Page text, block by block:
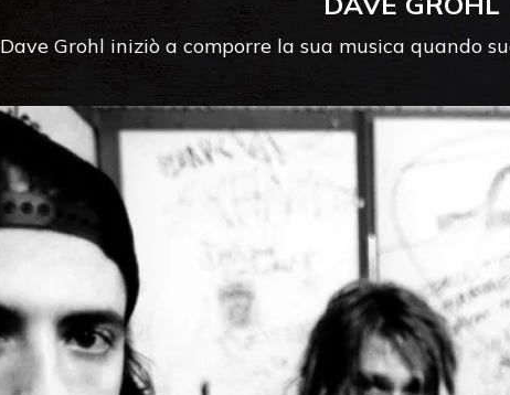
Dave Grohl iniziò a comporre la sua musica quando